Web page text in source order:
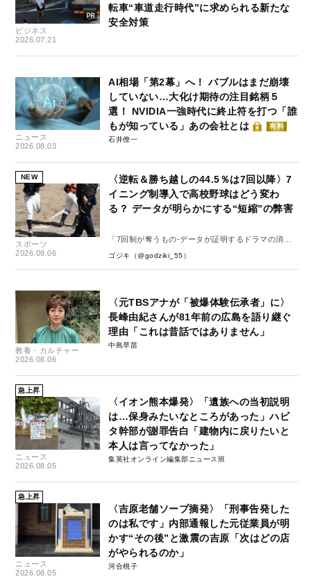
ビジネス
2026.07.21
転車“車道走行時代”に求められる新たな
安全対策
ニュース
2026.08.03
AI相場「第2幕」へ！ バブルはまだ崩壊
していない…大化け期待の注目銘柄５
選！ NVIDIA一強時代に終止符を打つ「誰
もが知っている」あの会社とは
有料
石井僚一
NEW
スポーツ
2026.08.06
〈逆転＆勝ち越しの44.5％は7回以降〉7
イニング制導入で高校野球はどう変わ
る？ データが明らかにする“短縮”の弊害
「7回制が奪うもの-データが証明するドラマの消
失-」
ゴジキ（@godziki_55）
教養・カルチャー
2026.08.06
〈元TBSアナが「被爆体験伝承者」に〉
長峰由紀さんが81年前の広島を語り継ぐ
理由「これは昔話ではありません」
中島早苗
急上昇
ニュース
2026.08.05
〈イオン熊本爆発〉「遺族への当初説明
は…保身みたいなところがあった」ハビ
タ幹部が謝罪告白「建物内に戻りたいと
本人は言ってなかった」
集英社オンライン編集部ニュース班
急上昇
ニュース
2026.08.05
〈吉原老舗ソープ摘発〉「刑事告発した
のは私です」内部通報した元従業員が明
かす“その後”と激震の吉原「次はどの店
がやられるのか」
河合桃子